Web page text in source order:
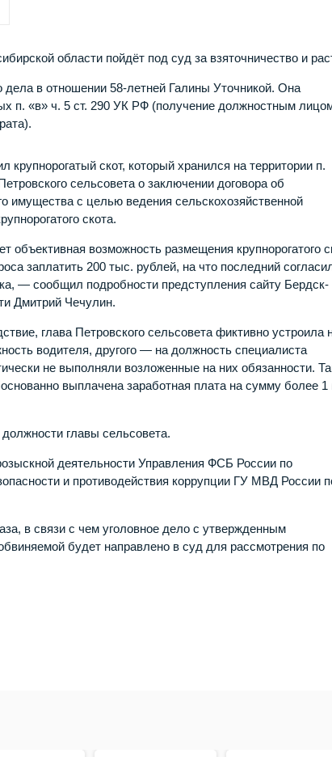
области пойдёт под суд за взяточничество и
в отношении 58-летней Галины Уточникой. Она
п. «в» ч. 5 ст. 290 УК РФ (получение должностным
скот, который хранился на территории п.
сельсовета о заключении договора об
имущества с целью ведения сельскохозяйственной
скота.
возможность размещения крупнорогатого
заплатить 200 тыс. рублей, на что последний
— сообщил подробности предступления сайту Бердск-
Дмитрий Чечулин.
глава Петровского сельсовета фиктивно устроила
водителя, другого — на должность специалиста
не выполняли возложенные на них обязанности.
выплачена заработная плата на сумму более
главы сельсовета.
деятельности Управления ФСБ России по
и противодействия коррупции ГУ МВД России
в связи с чем уголовное дело с утвержденным
будет направлено в суд для рассмотрения по